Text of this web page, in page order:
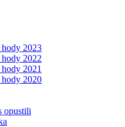
2023
2022
2021
2020
opustili